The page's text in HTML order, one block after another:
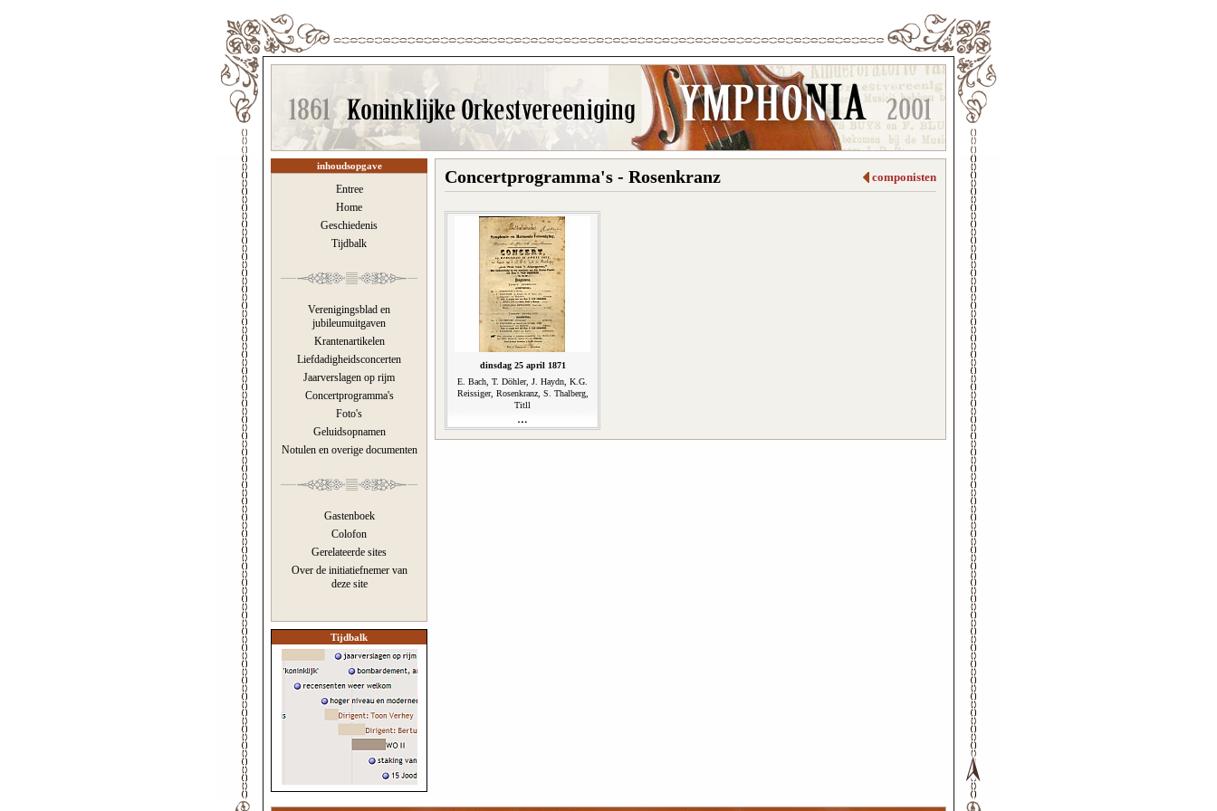
inhoudsopgave
Entree
Home
Geschiedenis
Tijdbalk
Verenigingsblad en
jubileumuitgaven
Krantenartikelen
Liefdadigheidsconcerten
Jaarverslagen op rijm
Concertprogramma's
Foto's
Geluidsopnamen
Notulen en overige documenten
Gastenboek
Colofon
Gerelateerde sites
Over de initiatiefnemer van
deze site
Tijdbalk
componisten
Concertprogramma's - Rosenkranz
dinsdag 25 april 1871
E. Bach, T. Döhler, J. Haydn, K.G.
Reissiger, Rosenkranz, S. Thalberg,
Titll